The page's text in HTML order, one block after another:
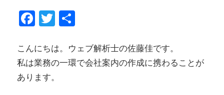
Facebook
Twitter
こんにちは。ウェブ解析士の佐藤佳です。
私は業務の一環で会社案内の作成に携わることが
あります。